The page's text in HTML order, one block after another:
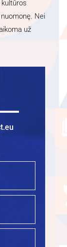
Nei
už